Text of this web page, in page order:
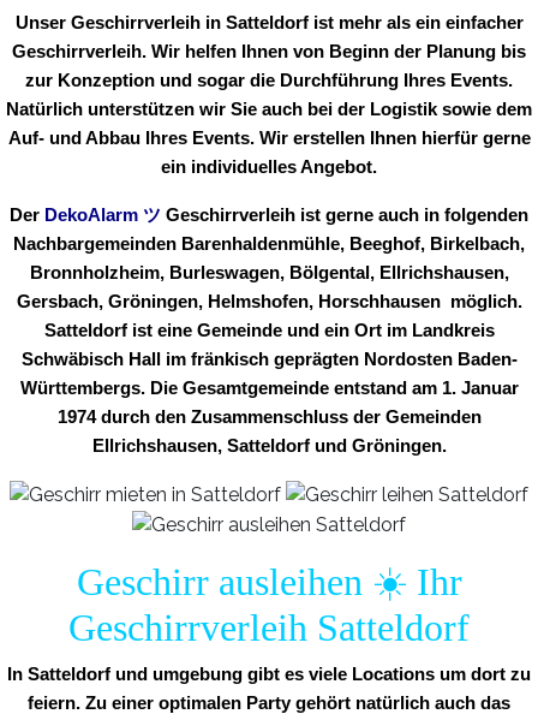
Unser Geschirrverleih in Satteldorf ist mehr als ein einfacher
Geschirrverleih. Wir helfen Ihnen von Beginn der Planung bis
zur Konzeption und sogar die Durchführung Ihres Events.
Natürlich unterstützen wir Sie auch bei der Logistik sowie dem
Auf- und Abbau Ihres Events. Wir erstellen Ihnen hierfür gerne
ein individuelles Angebot.
Der DekoAlarm ツ Geschirrverleih ist gerne auch in folgenden
Nachbargemeinden Barenhaldenmühle, Beeghof, Birkelbach,
Bronnholzheim, Burleswagen, Bölgental, Ellrichshausen,
Gersbach, Gröningen, Helmshofen, Horschhausen möglich.
Satteldorf ist eine Gemeinde und ein Ort im Landkreis
Schwäbisch Hall im fränkisch geprägten Nordosten Baden-
Württembergs. Die Gesamtgemeinde entstand am 1. Januar
1974 durch den Zusammenschluss der Gemeinden
Ellrichshausen, Satteldorf und Gröningen.
Geschirr ausleihen ☀️ Ihr
Geschirrverleih Satteldorf
In Satteldorf und umgebung gibt es viele Locations um dort zu
feiern. Zu einer optimalen Party gehört natürlich auch das